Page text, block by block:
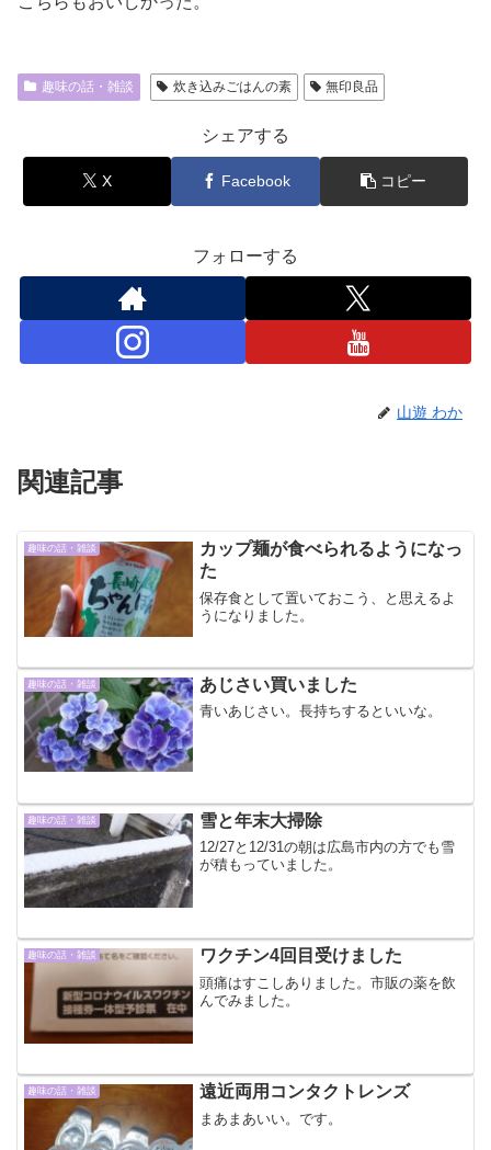
趣味の話・雑談 炊き込みごはんの素 無印良品
シェアする
X Facebook コピー
フォローする
山遊 わか
関連記事
趣味の話・雑談
カップ麺が食べられるようになっ
た
保存食として置いておこう、と思えるよ
うになりました。
趣味の話・雑談 あじさい買いました
青いあじさい。長持ちするといいな。
趣味の話・雑談 雪と年末大掃除
12/27と12/31の朝は広島市内の方でも雪
が積もっていました。
趣味の話・雑談 ワクチン4回目受けました
頭痛はすこしありました。市販の薬を飲
んでみました。
趣味の話・雑談 遠近両用コンタクトレンズ
まあまあいい。です。